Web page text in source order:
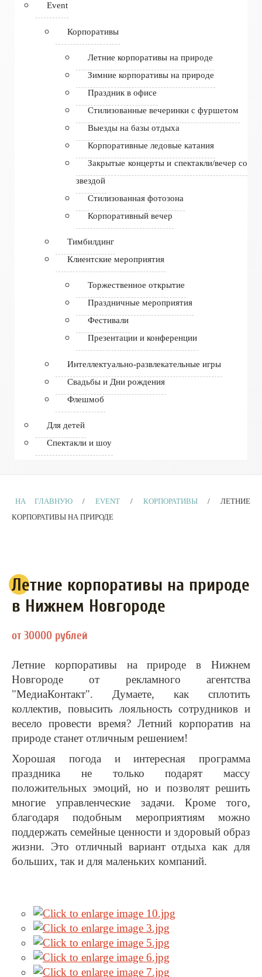
Event
Корпоративы
Летние корпоративы на природе
Зимние корпоративы на природе
Праздник в офисе
Стилизованные вечеринки с фуршетом
Выезды на базы отдыха
Корпоративные ледовые катания
Закрытые концерты и спектакли/вечер со
звездой
Стилизованная фотозона
Корпоративный вечер
Тимбилдинг
Клиентские мероприятия
Торжественное открытие
Праздничные мероприятия
Фестивали
Презентации и конференции
Интеллектуально-развлекательные игры
Свадьбы и Дни рождения
Флешмоб
Для детей
Спектакли и шоу
НА ГЛАВНУЮ / EVENT / КОРПОРАТИВЫ /
ЛЕТНИЕ
КОРПОРАТИВЫ НА ПРИРОДЕ
Летние корпоративы на природе
в Нижнем Новгороде
от 30000 рублей
Летние корпоративы на природе в Нижнем
Новгороде от рекламного агентства
"МедиаКонтакт". Думаете, как сплотить
коллектив, повысить лояльность сотрудников и
весело провести время? Летний корпоратив на
природе станет отличным решением!
Хорошая погода и интересная программа
праздника не только подарят массу
положительных эмоций, но и позволят решить
многие управленческие задачи. Кроме того,
благодаря подобным мероприятиям можно
поддержать семейные ценности и здоровый образ
жизни. Это отличный вариант отдыха как для
больших, так и для маленьких компаний.